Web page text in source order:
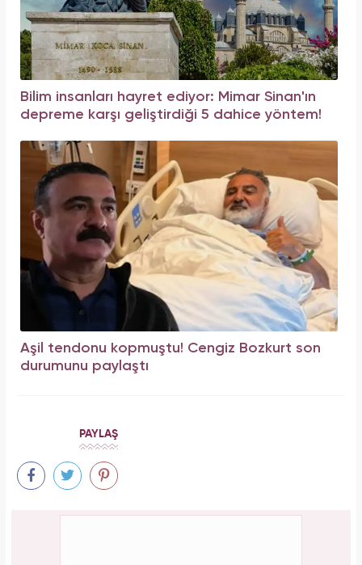
Bilim insanları hayret ediyor: Mimar Sinan'ın
depreme karşı geliştirdiği 5 dahice yöntem!
Aşil tendonu kopmuştu! Cengiz Bozkurt son
durumunu paylaştı
PAYLAŞ